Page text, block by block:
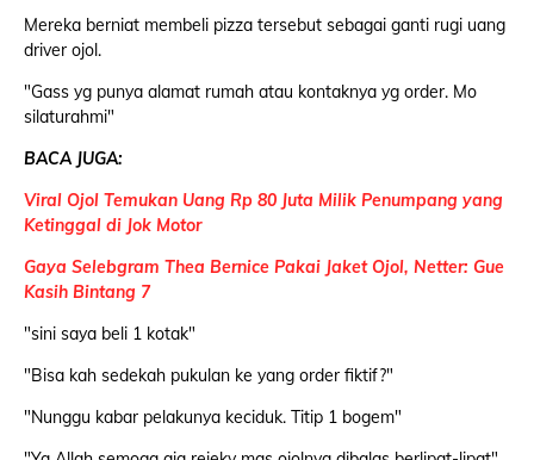
Mereka berniat membeli pizza tersebut sebagai ganti rugi uang
driver ojol.
"Gass yg punya alamat rumah atau kontaknya yg order. Mo
silaturahmi"
BACA JUGA:
Viral Ojol Temukan Uang Rp 80 Juta Milik Penumpang yang
Ketinggal di Jok Motor
Gaya Selebgram Thea Bernice Pakai Jaket Ojol, Netter: Gue
Kasih Bintang 7
"sini saya beli 1 kotak"
"Bisa kah sedekah pukulan ke yang order fiktif?"
"Nunggu kabar pelakunya keciduk. Titip 1 bogem"